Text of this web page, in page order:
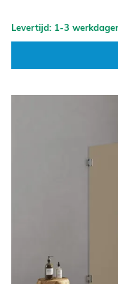
Levertijd: 1-3